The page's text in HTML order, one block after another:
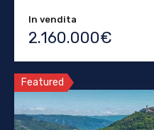
In vendita
2.160.000€
Featured